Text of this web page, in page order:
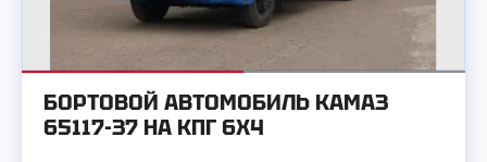
БОРТОВОЙ АВТОМОБИЛЬ КАМАЗ
65117-37 НА КПГ 6Х4